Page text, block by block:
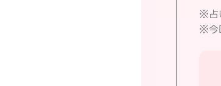
※占
※今